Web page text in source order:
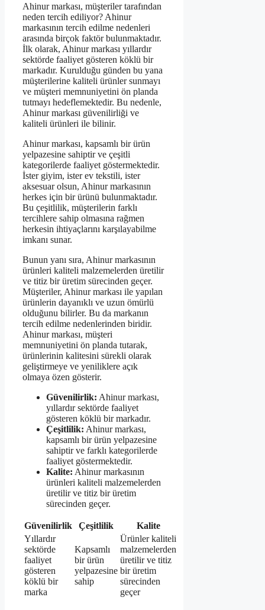
Ahinur markası, müşteriler tarafından
neden tercih ediliyor? Ahinur
markasının tercih edilme nedenleri
arasında birçok faktör bulunmaktadır.
İlk olarak, Ahinur markası yıllardır
sektörde faaliyet gösteren köklü bir
markadır. Kurulduğu günden bu yana
müşterilerine kaliteli ürünler sunmayı
ve müşteri memnuniyetini ön planda
tutmayı hedeflemektedir. Bu nedenle,
Ahinur markası güvenilirliği ve
kaliteli ürünleri ile bilinir.
Ahinur markası, kapsamlı bir ürün
yelpazesine sahiptir ve çeşitli
kategorilerde faaliyet göstermektedir.
İster giyim, ister ev tekstili, ister
aksesuar olsun, Ahinur markasının
herkes için bir ürünü bulunmaktadır.
Bu çeşitlilik, müşterilerin farklı
tercihlere sahip olmasına rağmen
herkesin ihtiyaçlarını karşılayabilme
imkanı sunar.
Bunun yanı sıra, Ahinur markasının
ürünleri kaliteli malzemelerden üretilir
ve titiz bir üretim sürecinden geçer.
Müşteriler, Ahinur markası ile yapılan
ürünlerin dayanıklı ve uzun ömürlü
olduğunu bilirler. Bu da markanın
tercih edilme nedenlerinden biridir.
Ahinur markası, müşteri
memnuniyetini ön planda tutarak,
ürünlerinin kalitesini sürekli olarak
geliştirmeye ve yeniliklere açık
olmaya özen gösterir.
Güvenilirlik: Ahinur markası,
yıllardır sektörde faaliyet
gösteren köklü bir markadır.
Çeşitlilik: Ahinur markası,
kapsamlı bir ürün yelpazesine
sahiptir ve farklı kategorilerde
faaliyet göstermektedir.
Kalite: Ahinur markasının
ürünleri kaliteli malzemelerden
üretilir ve titiz bir üretim
sürecinden geçer.
Güvenilirlik Çeşitlilik
Kalite
Yıllardır
sektörde
faaliyet
gösteren
köklü bir
marka
Kapsamlı
bir ürün
yelpazesine
sahip
Ürünler kaliteli
malzemelerden
üretilir ve titiz
bir üretim
sürecinden
geçer